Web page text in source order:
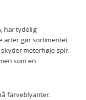
har tydelig
arter gør sortimentet
meterhøje spir.
som en
farveblyanter.